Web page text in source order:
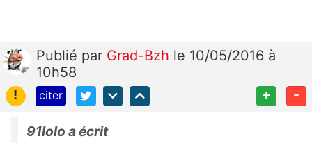
Publié par Grad-Bzh le 10/05/2016 à
10h58
!
citer + -
91lolo a écrit